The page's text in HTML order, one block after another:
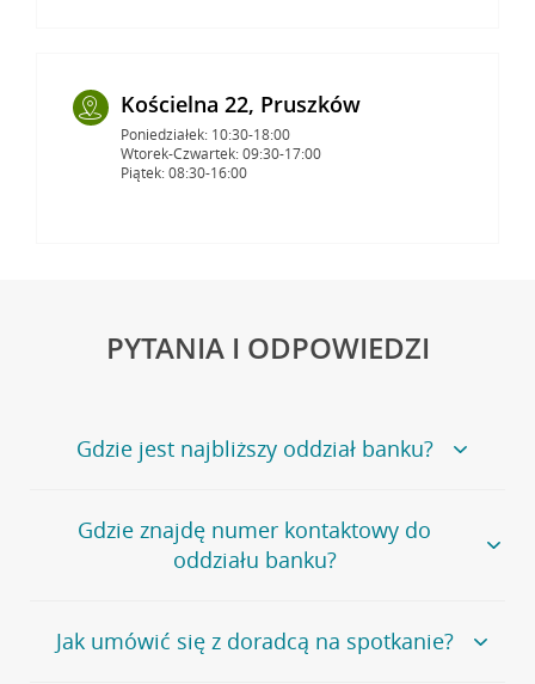
Kościelna 22, Pruszków
Poniedziałek: 10:30-18:00
Wtorek-Czwartek: 09:30-17:00
Piątek: 08:30-16:00
PYTANIA I ODPOWIEDZI
Gdzie jest najbliższy oddział banku?
Jeśli szukasz oddziału naszego banku, zapraszamy na
stronęPlacówki i bankomaty, na której znajduje się
wygodna wyszukiwarka.
oddziałów
Gdzie znajdę numer kontaktowy do
oddziału banku?
Bank Credit Agricole nie udostępnia ogólnego numeru
telefonu do placówki bankowej.
Jak umówić się z doradcą na spotkanie?